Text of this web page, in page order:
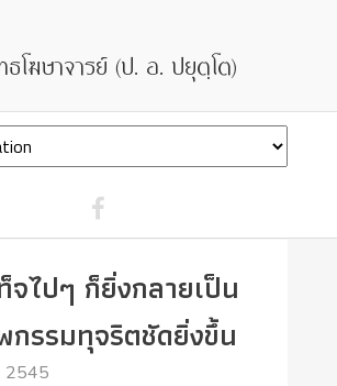
จไปๆ ก็ยิ่งกลายเป็น
กรรมทุจริตชัดยิ่งขึ้น
2545